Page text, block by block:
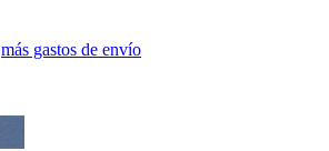
más gastos de envío